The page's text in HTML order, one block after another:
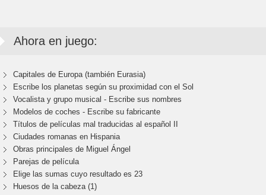
Ahora en juego:
Capitales de Europa (también Eurasia)
Escribe los planetas según su proximidad con el Sol
Vocalista y grupo musical - Escribe sus nombres
Modelos de coches - Escribe su fabricante
Títulos de películas mal traducidas al español II
Ciudades romanas en Hispania
Obras principales de Miguel Ángel
Parejas de película
Elige las sumas cuyo resultado es 23
Huesos de la cabeza (1)